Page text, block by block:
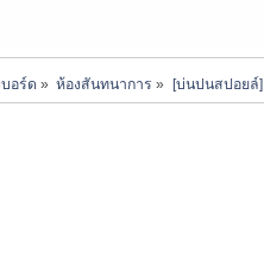
บอร์ด » ห้องสันทนาการ » [บ่นปนสปอยล์]